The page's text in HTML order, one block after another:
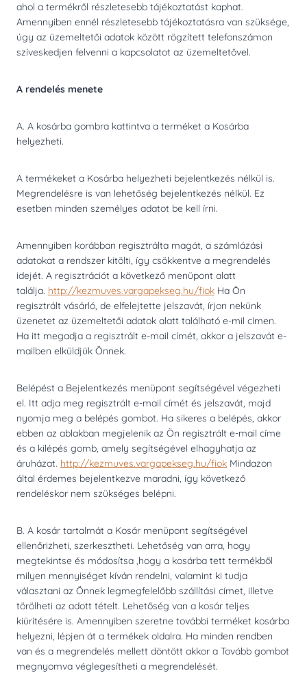
ahol a termékről részletesebb tájékoztatást kaphat.
Amennyiben ennél részletesebb tájékoztatásra van szüksége,
úgy az üzemeltetői adatok között rögzített telefonszámon
szíveskedjen felvenni a kapcsolatot az üzemeltetővel.
A rendelés menete
A. A kosárba gombra kattintva a terméket a Kosárba
helyezheti.
A termékeket a Kosárba helyezheti bejelentkezés nélkül is.
Megrendelésre is van lehetőség bejelentkezés nélkül. Ez
esetben minden személyes adatot be kell írni.
Amennyiben korábban regisztrálta magát, a számlázási
adatokat a rendszer kitölti, így csökkentve a megrendelés
idejét. A regisztrációt a következő menüpont alatt
találja. http://kezmuves.vargapekseg.hu/fiok Ha Ön
regisztrált vásárló, de elfelejtette jelszavát, írjon nekünk
üzenetet az üzemeltetői adatok alatt található e-mil címen.
Ha itt megadja a regisztrált e-mail címét, akkor a jelszavát e-
mailben elküldjük Önnek.
Belépést a Bejelentkezés menüpont segítségével végezheti
el. Itt adja meg regisztrált e-mail címét és jelszavát, majd
nyomja meg a belépés gombot. Ha sikeres a belépés, akkor
ebben az ablakban megjelenik az Ön regisztrált e-mail címe
és a kilépés gomb, amely segítségével elhagyhatja az
áruházat. http://kezmuves.vargapekseg.hu/fiok Mindazon
által érdemes bejelentkezve maradni, így következő
rendeléskor nem szükséges belépni.
B. A kosár tartalmát a Kosár menüpont segítségével
ellenőrizheti, szerkesztheti. Lehetőség van arra, hogy
megtekintse és módosítsa ,hogy a kosárba tett termékből
milyen mennyiséget kíván rendelni, valamint ki tudja
választani az Önnek legmegfelelőbb szállítási címet, illetve
törölheti az adott tételt. Lehetőség van a kosár teljes
kiürítésére is. Amennyiben szeretne további terméket kosárba
helyezni, lépjen át a termékek oldalra. Ha minden rendben
van és a megrendelés mellett döntött akkor a Tovább gombot
megnyomva véglegesítheti a megrendelését.